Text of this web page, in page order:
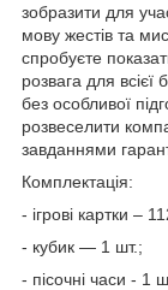
зобразити для
мову жестів та
спробуєте
розвага для всієї
без особливої
розвеселити
завданнями
Комплектація:
- ігрові картки –
- кубик — 1 шт.;
- пісочні часи - 1